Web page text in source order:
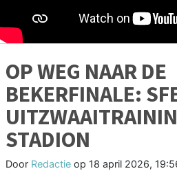
OP WEG NAAR DE
BEKERFINALE:
STADION
Door Redactie op 18 april 2026,